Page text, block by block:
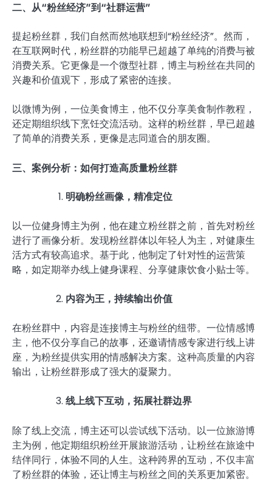
二、从“粉丝经济”到“社群运营”
提起粉丝群，我们自然而然地联想到“粉丝经济”。然而，
在互联网时代，粉丝群的功能早已超越了单纯的消费与被
消费关系。它更像是一个微型社群，博主与粉丝在共同的
兴趣和价值观下，形成了紧密的连接。
以微博为例，一位美食博主，他不仅分享美食制作教程，
还定期组织线下烹饪交流活动。这样的粉丝群，早已超越
了简单的消费关系，更像是志同道合的朋友圈。
三、案例分析：如何打造高质量粉丝群
明确粉丝画像，精准定位
以一位健身博主为例，他在建立粉丝群之前，首先对粉丝
进行了画像分析。发现粉丝群体以年轻人为主，对健康生
活方式有较高追求。基于此，他制定了针对性的运营策
略，如定期举办线上健身课程、分享健康饮食小贴士等。
内容为王，持续输出价值
在粉丝群中，内容是连接博主与粉丝的纽带。一位情感博
主，他不仅分享自己的故事，还邀请情感专家进行线上讲
座，为粉丝提供实用的情感解决方案。这种高质量的内容
输出，让粉丝群形成了强大的凝聚力。
线上线下互动，拓展社群边界
除了线上交流，博主还可以尝试线下活动。以一位旅游博
主为例，他定期组织粉丝开展旅游活动，让粉丝在旅途中
结伴同行，体验不同的人生。这种跨界的互动，不仅丰富
了粉丝群的体验，还让博主与粉丝之间的关系更加紧密。